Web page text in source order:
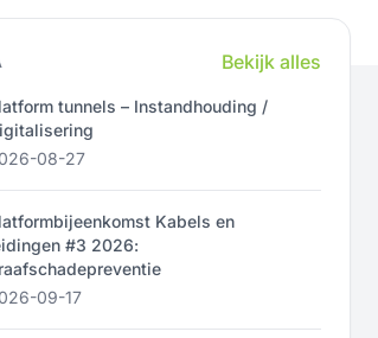
Bekijk alles
tunnels – Instandhouding /
08-27
Kabels en
#3 2026:
09-17